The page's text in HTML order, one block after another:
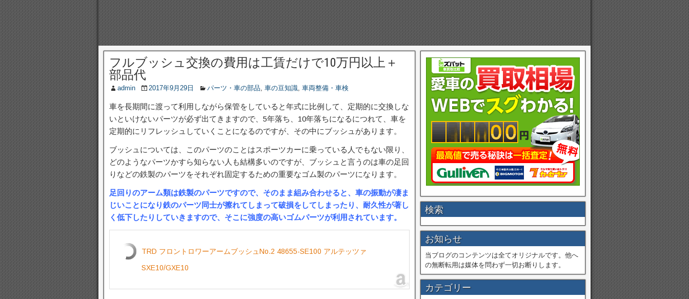
フルブッシュ交換の費用は工賃だけで10万円以上＋
部品代
admin 2017年9月29日 パーツ・車の部品, 車の豆知識, 車両整備・車検
車を長期間に渡って利用しながら保管をしていると年式に比例して、定期的に交換しな
いといけないパーツが必ず出てきますので、5年落ち、10年落ちになるにつれて、車を
定期的にリフレッシュしていくことになるのですが、その中にブッシュがあります。
ブッシュについては、このパーツのことはスポーツカーに乗っている人でもない限り、
どのようなパーツかすら知らない人も結構多いのですが、ブッシュと言うのは車の足回
りなどの鉄製のパーツをそれぞれ固定するための重要なゴム製のパーツになります。
足回りのアーム類は鉄製のパーツですので、そのまま組み合わせると、車の振動が凄ま
じいことになり鉄のパーツ同士が擦れてしまって破損をしてしまったり、耐久性が著し
く低下したりしていきますので、そこに強度の高いゴムパーツが利用されています。
TRD フロントロワーアームブッシュNo.2 48655-SE100 アルテッツァ
SXE10/GXE10
検索
お知らせ
当ブログのコンテンツは全てオリジナルです。他へ
の無断転用は媒体を問わず一切お断りします。
カテゴリー